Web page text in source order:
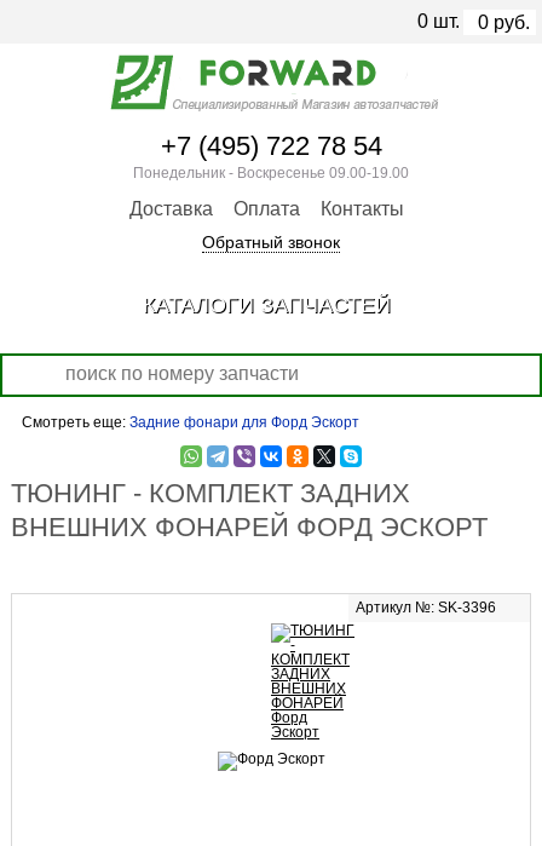
Смотреть еще: Задние фонари для Форд Эскорт
ТЮНИНГ - КОМПЛЕКТ ЗАДНИХ
ВНЕШНИХ ФОНАРЕЙ ФОРД ЭСКОРТ
Артикул №: SK-3396
+7 (495) 722 78 54
Понедельник - Воскресенье 09.00-19.00
Доставка Оплата Контакты
Обратный звонок
0 шт. 0 руб.
КАТАЛОГИ ЗАПЧАСТЕЙ